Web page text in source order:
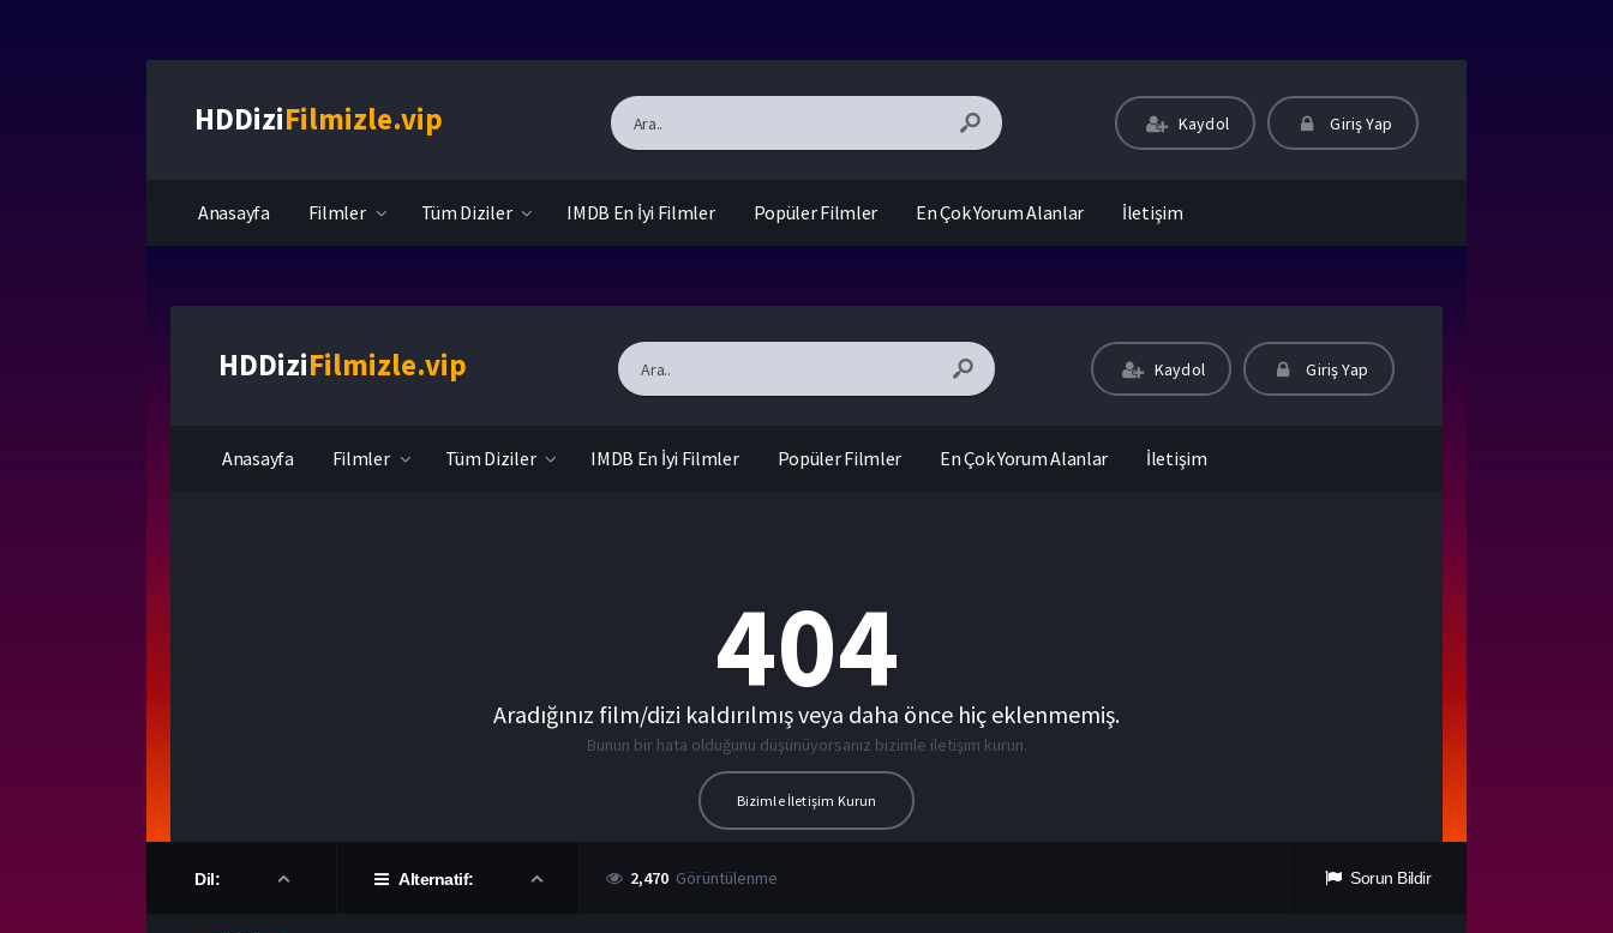
HDDiziFilmizle.vip Kaydol Giriş Yap
Anasayfa Filmler Tüm Diziler IMDB En İyi Filmler Popüler Filmler En Çok Yorum Alanlar İletişim
Dil: Alternatif: 2,470 Görüntülenme Sorun Bildir